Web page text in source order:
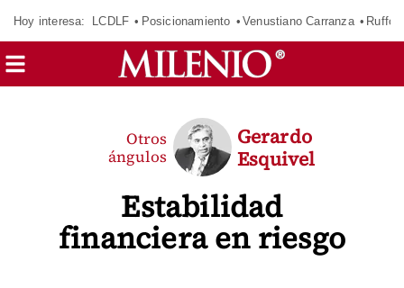
Hoy interesa: LCDLF Posicionamiento Venustiano Carranza Ruffo
Estabilidad
financiera en riesgo
Otros
ángulos
Gerardo
Esquivel